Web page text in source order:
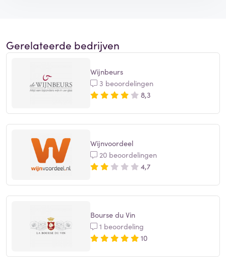
Gerelateerde bedrijven
Wijnbeurs
3 beoordelingen
8,3
Wijnvoordeel
20 beoordelingen
4,7
Bourse du Vin
1 beoordeling
10